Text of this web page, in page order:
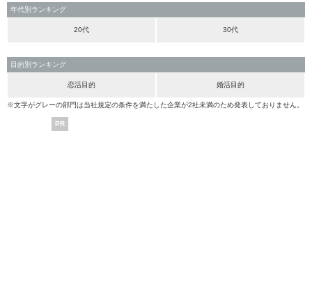
年代別ランキング
20代 30代
目的別ランキング
恋活目的 婚活目的
※文字がグレーの部門は当社規定の条件を満たした企業が2社未満のため発表しておりません。
PR